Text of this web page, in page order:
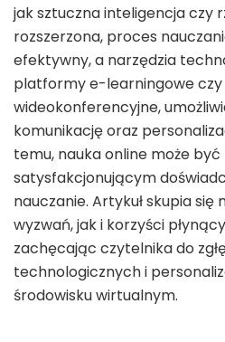
jak sztuczna inteligencja czy
rozszerzona, proces
efektywny, a narzędzia
platformy e-learningowe
wideokonferencyjne,
komunikację oraz
temu, nauka online może
satysfakcjonującym
nauczanie. Artykuł skupia
wyzwań, jak i korzyści
zachęcając czytelnika do
technologicznych i
środowisku wirtualnym.